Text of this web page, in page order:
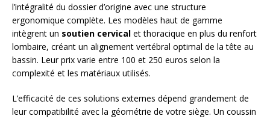
l’intégralité du dossier d’origine avec une structure
ergonomique complète. Les modèles haut de gamme
intègrent un soutien cervical et thoracique en plus du renfort
lombaire, créant un alignement vertébral optimal de la tête au
bassin. Leur prix varie entre 100 et 250 euros selon la
complexité et les matériaux utilisés.
L’efficacité de ces solutions externes dépend grandement de
leur compatibilité avec la géométrie de votre siège. Un coussin